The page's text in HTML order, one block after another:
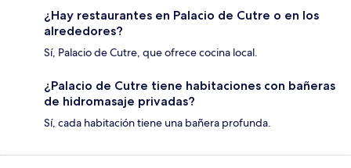
¿Hay restaurantes en Palacio de Cutre o en los
alrededores?
Sí, Palacio de Cutre, que ofrece cocina local.
¿Palacio de Cutre tiene habitaciones con bañeras
de hidromasaje privadas?
Sí, cada habitación tiene una bañera profunda.